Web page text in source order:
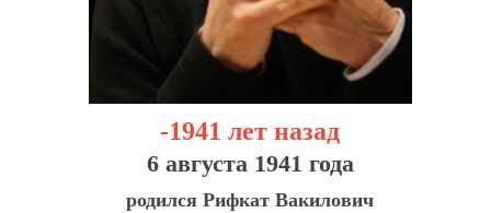
-1941 лет назад
6 августа 1941 года
родился Рифкат Вакилович